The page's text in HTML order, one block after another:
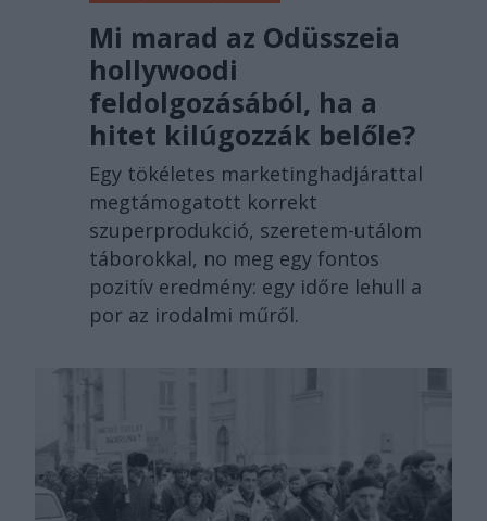
Mi marad az Odüsszeia
hollywoodi
feldolgozásából, ha a
hitet kilúgozzák belőle?
Egy tökéletes marketinghadjárattal
megtámogatott korrekt
szuperprodukció, szeretem-utálom
táborokkal, no meg egy fontos
pozitív eredmény: egy időre lehull a
por az irodalmi műről.